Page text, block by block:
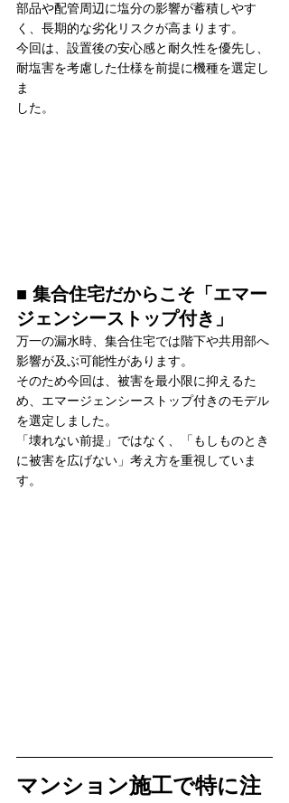
部品や配管周辺に塩分の影響が蓄積しやす
く、長期的な劣化リスクが高まります。
今回は、設置後の安心感と耐久性を優先し、
耐塩害を考慮した仕様を前提に機種を選定し
ま
した。
■ 集合住宅だからこそ「エマー
ジェンシーストップ付き」
万一の漏水時、集合住宅では階下や共用部へ
影響が及ぶ可能性があります。
そのため今回は、被害を最小限に抑えるた
め、エマージェンシーストップ付きのモデル
を選定しました。
「壊れない前提」ではなく、「もしものとき
に被害を広げない」考え方を重視していま
す。
マンション施工で特に注